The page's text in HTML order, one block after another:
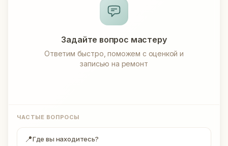
Задайте вопрос мастеру
Ответим быстро, поможем с оценкой и
записью на ремонт
ЧАСТЫЕ ВОПРОСЫ
📍Где вы находитесь?